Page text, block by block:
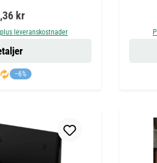
pris:
kr
leveranskostnader
−6%